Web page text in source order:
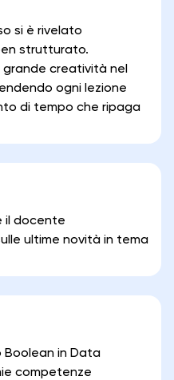
si è rivelato
strutturato.
grande creatività nel
ogni lezione
di tempo che ripaga
il docente
ultime novità in tema
Boolean in Data
competenze